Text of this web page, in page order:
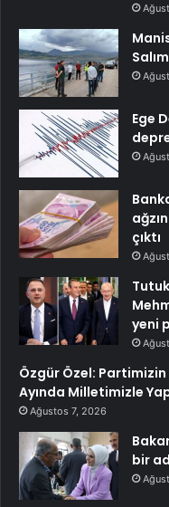
Ege
çıktı
yeni
Özgür Özel:
Ayında Milletimizle
Ağustos 7, 2026
bir